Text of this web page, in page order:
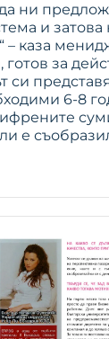
ни
и
– каза
готов за
6-8
е